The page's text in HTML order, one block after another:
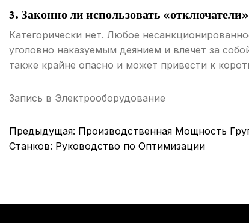
3. Законно ли использовать
Категорически нет. Любое
уголовно наказуемым деянием и влечет за
также крайне опасно и может привести к
Запись в Электрооборудование
Навигация
по
Предыдущая: Производственная Мощность
Станков: Руководство по Оптимизации